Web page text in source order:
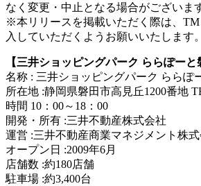
なく変更・中止となる場合がございま
※本リリースを掲載いただく際は、TM
入していただくようお願いいたします。
【三井ショッピングパーク ららぽーと
名称 : 三井ショッピングパーク ららぽ
所在地 :静岡県磐田市高見丘1200番地
時間 10：00～18：00
開発・所有 :三井不動産株式会社
運営 :三井不動産商業マネジメント株
オープン日 :2009年6月
店舗数 :約180店舗
駐車場 :約3,400台